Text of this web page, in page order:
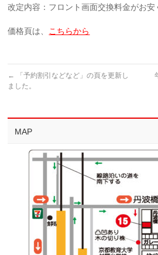
改定内容：フロント画面交換料金がお安
価格頁は、 こちらから
←
「予約割引などなど」の頁を更新し
ました。
MAP